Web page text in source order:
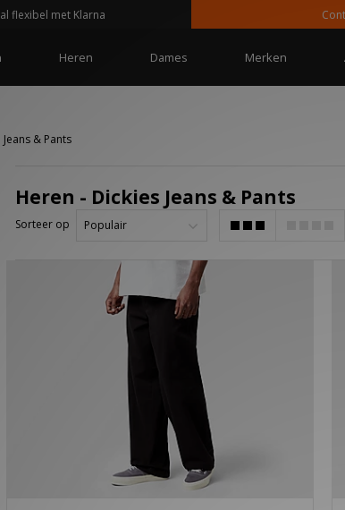
met Klarna Contact
Heren Dames Merken
Jeans & Pants
Heren - Dickies Jeans & Pants
Sorteer op